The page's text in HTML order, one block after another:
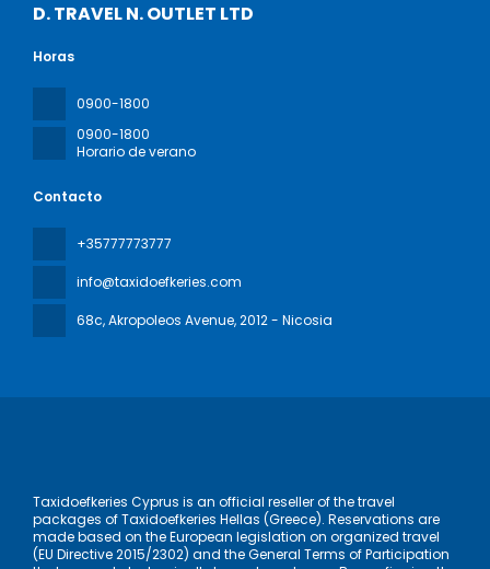
D. TRAVEL N. OUTLET LTD
Contacto
+35777773777
info@taxidoefkeries.com
68c, Akropoleos Avenue, 2012 - Nicosia
Horas
0900-1800
0900-1800
Horario de verano
Taxidoefkeries Cyprus is an official reseller of the travel
packages of Taxidoefkeries Hellas (Greece). Reservations are
made based on the European legislation on organized travel
(EU Directive 2015/2302) and the General Terms of Participation